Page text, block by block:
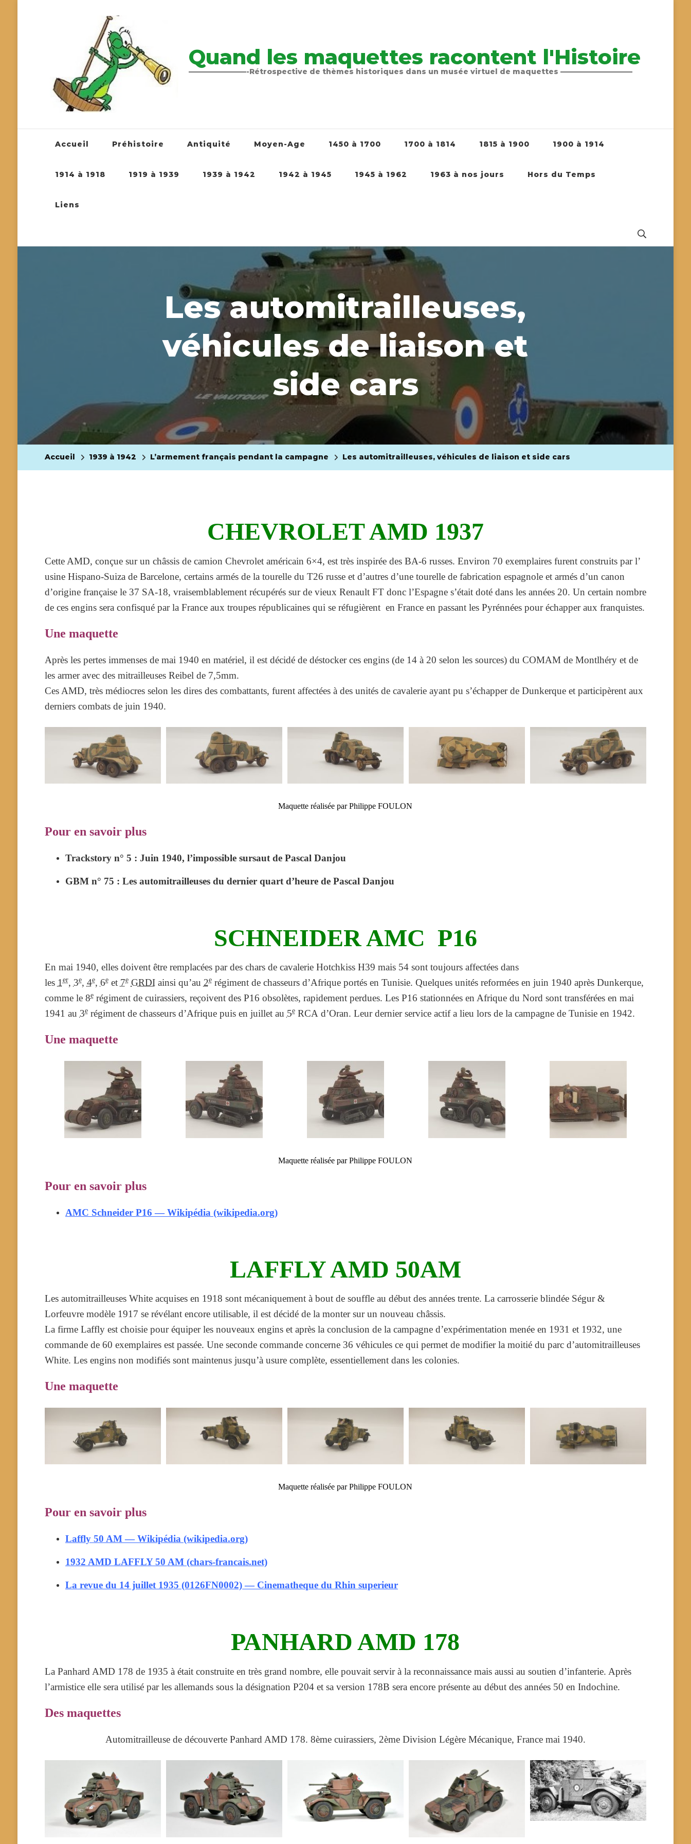
Quand les maquettes racontent l'Histoire
————————-Rétrospective de thèmes historiques dans un musée virtuel de maquettes ——————————
Accueil Préhistoire Antiquité Moyen-Age 1450 à 1700 1700 à 1814 1815 à 1900 1900 à 1914
1914 à 1918 1919 à 1939 1939 à 1942 1942 à 1945 1945 à 1962 1963 à nos jours Hors du Temps
Liens
Les automitrailleuses,
véhicules de liaison et
side cars
Accueil 1939 à 1942 L’armement français pendant la campagne Les automitrailleuses, véhicules de liaison et side cars
CHEVROLET AMD 1937
Cette AMD, conçue sur un châssis de camion Chevrolet américain 6×4, est très inspirée des BA-6 russes. Environ 70 exemplaires furent construits par l’
usine Hispano-Suiza de Barcelone, certains armés de la tourelle du T26 russe et d’autres d’une tourelle de fabrication espagnole et armés d’un canon
d’origine française le 37 SA-18, vraisemblablement récupérés sur de vieux Renault FT donc l’Espagne s’était doté dans les années 20. Un certain nombre
de ces engins sera confisqué par la France aux troupes républicaines qui se réfugièrent en France en passant les Pyrénnées pour échapper aux franquistes.
Une maquette
Après les pertes immenses de mai 1940 en matériel, il est décidé de déstocker ces engins (de 14 à 20 selon les sources) du COMAM de Montlhéry et de
les armer avec des mitrailleuses Reibel de 7,5mm.
Ces AMD, très médiocres selon les dires des combattants, furent affectées à des unités de cavalerie ayant pu s’échapper de Dunkerque et participèrent aux
derniers combats de juin 1940.
Maquette réalisée par Philippe FOULON
Pour en savoir plus
Trackstory n° 5 : Juin 1940, l’impossible sursaut de Pascal Danjou
GBM n° 75 : Les automitrailleuses du dernier quart d’heure de Pascal Danjou
SCHNEIDER AMC P16
En mai 1940, elles doivent être remplacées par des chars de cavalerie Hotchkiss H39 mais 54 sont toujours affectées dans
les 1er, 3e, 4e, 6eet 7e GRDIainsi qu’au 2erégiment de chasseurs d’Afrique portés en Tunisie. Quelques unités reformées en juin 1940 après Dunkerque,
comme le 8erégiment de cuirassiers, reçoivent des P16 obsolètes, rapidement perdues. Les P16 stationnées en Afrique du Nord sont transférées en mai
1941 au 3erégiment de chasseurs d’Afrique puis en juillet au 5eRCA d’Oran. Leur dernier service actif a lieu lors de la campagne de Tunisie en 1942.
Une maquette
Maquette réalisée par Philippe FOULON
Pour en savoir plus
AMC Schneider P16 — Wikipédia (wikipedia.org)
LAFFLY AMD 50AM
Les automitrailleuses White acquises en 1918 sont mécaniquement à bout de souffle au début des années trente. La carrosserie blindée Ségur &
Lorfeuvre modèle 1917 se révélant encore utilisable, il est décidé de la monter sur un nouveau châssis.
La firme Laffly est choisie pour équiper les nouveaux engins et après la conclusion de la campagne d’expérimentation menée en 1931 et 1932, une
commande de 60 exemplaires est passée. Une seconde commande concerne 36 véhicules ce qui permet de modifier la moitié du parc d’automitrailleuses
White. Les engins non modifiés sont maintenus jusqu’à usure complète, essentiellement dans les colonies.
Une maquette
Maquette réalisée par Philippe FOULON
Pour en savoir plus
Laffly 50 AM — Wikipédia (wikipedia.org)
1932 AMD LAFFLY 50 AM (chars-francais.net)
La revue du 14 juillet 1935 (0126FN0002) — Cinematheque du Rhin superieur
PANHARD AMD 178
La Panhard AMD 178 de 1935 à était construite en très grand nombre, elle pouvait servir à la reconnaissance mais aussi au soutien d’infanterie. Après
l’armistice elle sera utilisé par les allemands sous la désignation P204 et sa version 178B sera encore présente au début des années 50 en Indochine.
Des maquettes
Automitrailleuse de découverte Panhard AMD 178. 8ème cuirassiers, 2ème Division Légère Mécanique, France mai 1940.